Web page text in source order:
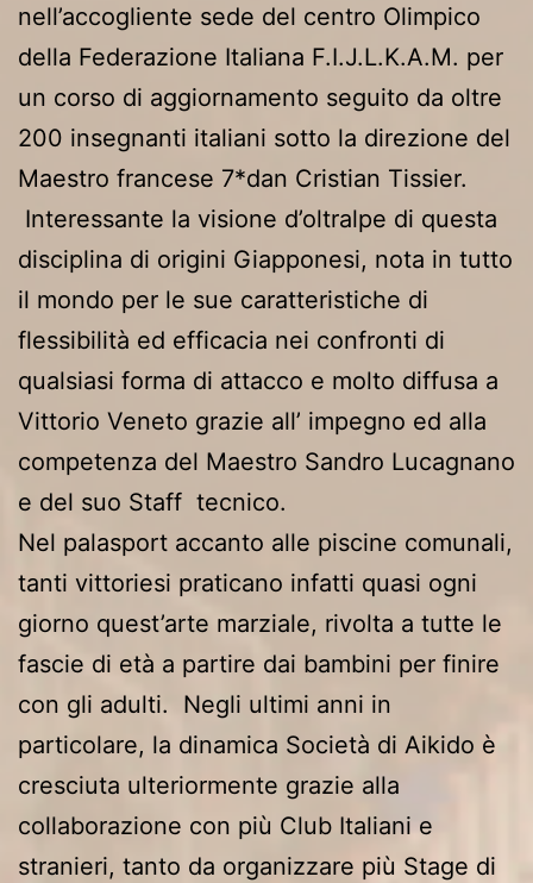
nell’accogliente sede del centro Olimpico
della Federazione Italiana F.I.J.L.K.A.M. per
un corso di aggiornamento seguito da oltre
200 insegnanti italiani sotto la direzione del
Maestro francese 7*dan Cristian Tissier.
Interessante la visione d’oltralpe di questa
disciplina di origini Giapponesi, nota in tutto
il mondo per le sue caratteristiche di
flessibilità ed efficacia nei confronti di
qualsiasi forma di attacco e molto diffusa a
Vittorio Veneto grazie all’ impegno ed alla
competenza del Maestro Sandro Lucagnano
e del suo Staff tecnico.
Nel palasport accanto alle piscine comunali,
tanti vittoriesi praticano infatti quasi ogni
giorno quest’arte marziale, rivolta a tutte le
fascie di età a partire dai bambini per finire
con gli adulti. Negli ultimi anni in
particolare, la dinamica Società di Aikido è
cresciuta ulteriormente grazie alla
collaborazione con più Club Italiani e
stranieri, tanto da organizzare più Stage di